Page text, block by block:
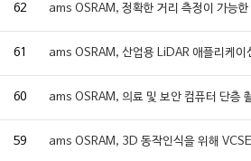
62 ams OSRAM, 정확한 거리 측정이 가능
61 ams OSRAM, 산업용 LiDAR 애플리케이
60 ams OSRAM, 의료 및 보안 컴퓨터 단층
59 ams OSRAM, 3D 동작인식을 위해